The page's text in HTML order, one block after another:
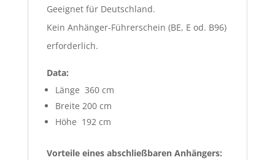
Geeignet für Deutschland.
Kein Anhänger-Führerschein (BE, E od. B96)
erforderlich.
Data:
Länge 360 cm
Breite 200 cm
Höhe 192 cm
Vorteile eines abschließbaren Anhängers: